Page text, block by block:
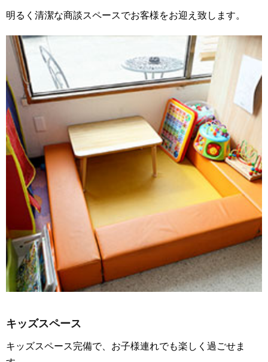
明るく清潔な商談スペースでお客様をお迎え致します。
キッズスペース
キッズスペース完備で、お子様連れでも楽しく過ごせま